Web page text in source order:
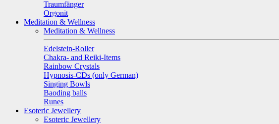
Traumfänger
Orgonit
Meditation & Wellness
Meditation & Wellness
Edelstein-Roller
Chakra- and Reiki-Items
Rainbow Crystals
Hypnosis-CDs (only German)
Singing Bowls
Baoding balls
Runes
Esoteric Jewellery
Esoteric Jewellery